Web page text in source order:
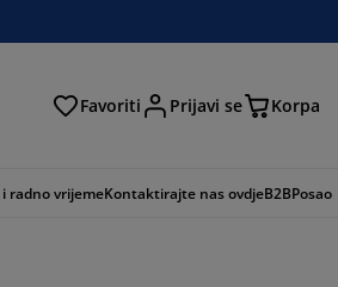
Favoriti Prijavi se Korpa
radno vrijemeKontaktirajte nas ovdjeB2BPosao